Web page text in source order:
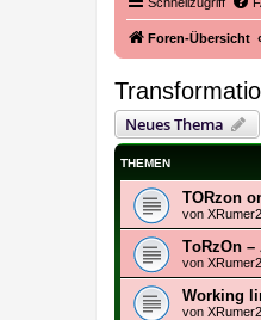
Foren-Übersicht
Neues Thema
THEMEN
TORzon
von
TоRzOn
von
Working
von